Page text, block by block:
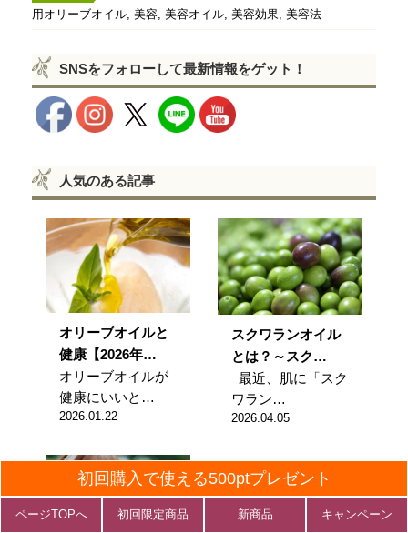
用オリーブオイル 美容 美容オイル 美容効果 美容法
SNSをフォローして最新情報をゲット！
人気のある記事
オリーブオイルと
健康【2026年…
オリーブオイルが
健康にいいと…
2026.01.22
スクワランオイル
とは？～スク…
最近、肌に「スク
ワラン…
2026.04.05
初回購入で使える500ptプレゼント
ページTOPへ 初回限定商品 新商品 キャンペーン